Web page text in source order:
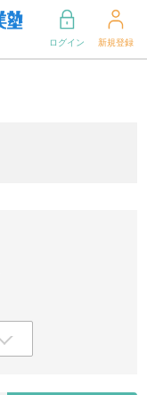
ログイン 新規登録